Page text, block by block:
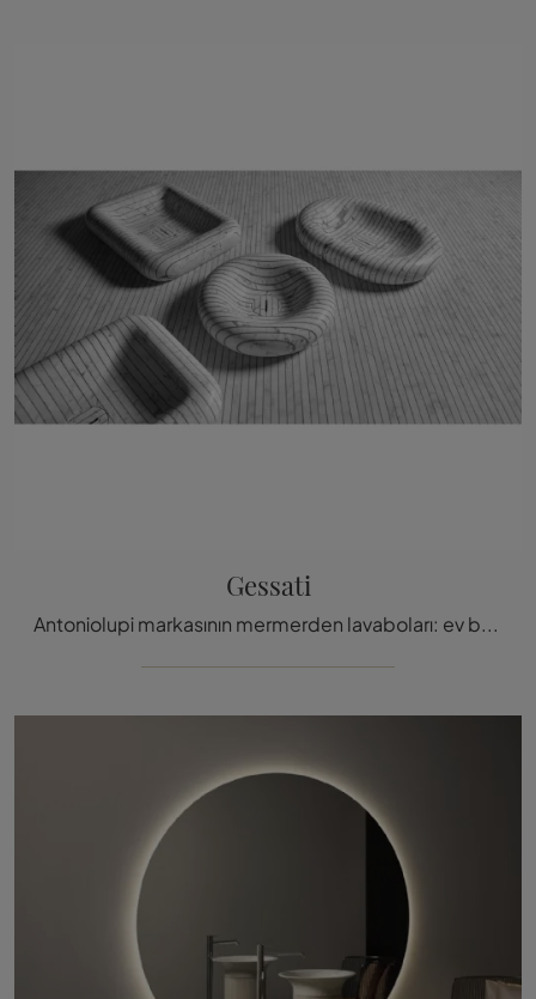
Gessati
Antoniolupi markasının mermerden lavaboları: ev banyonuz için Gessati tasarım banyo mobilyalarını keşfetmek için tıklayın.